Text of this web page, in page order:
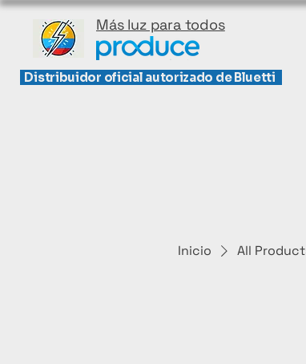
Más luz para todos
Distribuidor oficial autorizado de Bluetti
Inicio All